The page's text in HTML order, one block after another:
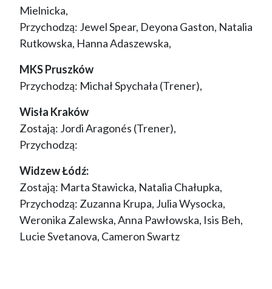
Mielnicka,
Przychodzą: Jewel Spear, Deyona Gaston, Natalia
Rutkowska, Hanna Adaszewska,
MKS Pruszków
Przychodzą: Michał Spychała (Trener),
Wisła Kraków
Zostają: Jordi Aragonés (Trener),
Przychodzą:
Widzew Łódź:
Zostają: Marta Stawicka, Natalia Chałupka,
Przychodzą: Zuzanna Krupa, Julia Wysocka,
Weronika Zalewska, Anna Pawłowska, Isis Beh,
Lucie Svetanova, Cameron Swartz